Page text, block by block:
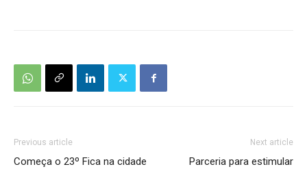
Previous article
Começa o 23º Fica na cidade
Next article
Parceria para estimular